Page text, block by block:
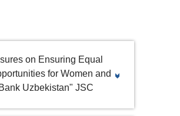
on Ensuring Equal
for Women and
Uzbekistan" JSC